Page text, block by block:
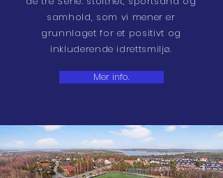
samhold, som vi mener er
grunnlaget for et positivt og
inkluderende idrettsmiljø.
Mer info.